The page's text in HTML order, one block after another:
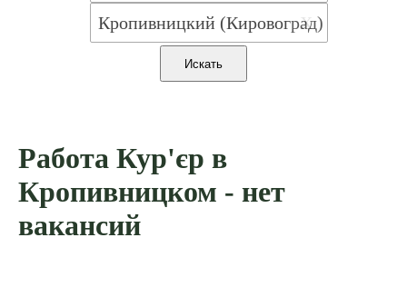
X
Работа Кур'єр в
Кропивницком - нет
вакансий